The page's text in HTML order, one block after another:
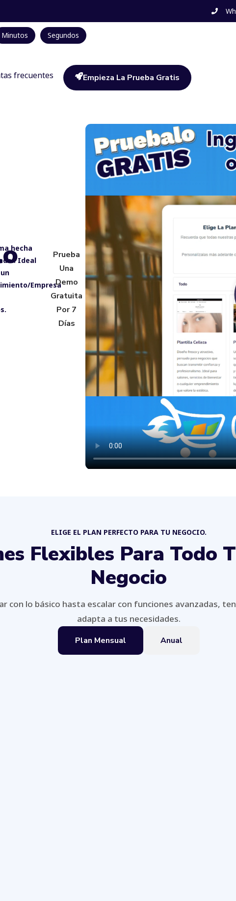
Minutos Segundos
frecuentes Empieza La Prueba Gratis
hecha
Ideal
Empresa
Prueba
Una
Demo
Gratuita
Por 7
Días
ELIGE EL PLAN PERFECTO PARA TU NEGOCIO.
Flexibles Para Todo
Negocio
con lo básico hasta escalar con funciones avanzadas,
adapta a tus necesidades.
Plan Mensual Anual